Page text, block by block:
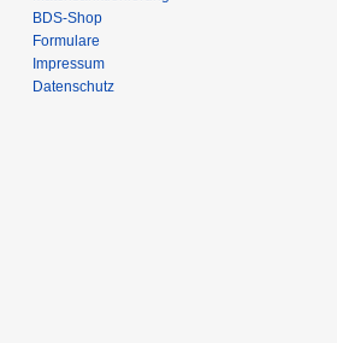
BDS-Shop
Formulare
Impressum
Datenschutz